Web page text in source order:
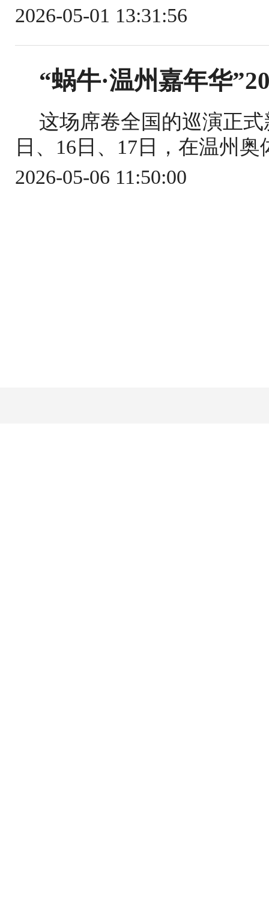
2026-05-01 13:31:56
“蜗牛·温州嘉年华
这场席卷全国的巡演正
日、16日、17日，在温州
2026-05-06 11:50:00